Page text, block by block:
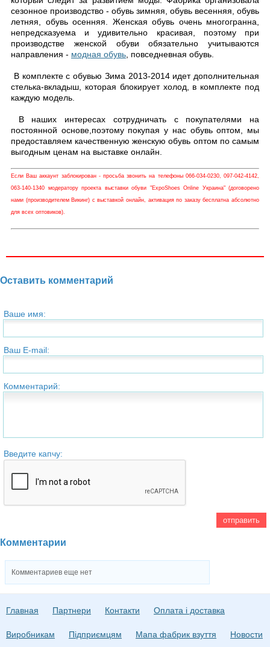
сезонное производство - обувь зимняя, обувь весенняя, обувь
летняя, обувь осенняя. Женская обувь очень многогранна,
непредсказуема и удивительно красивая, поэтому при
производстве женской обуви обязательно учитываются
направления - модная обувь , повседневная обувь.
В комплекте с обувью Зима 2013-2014 идет дополнительная
стелька-вкладыш, которая блокирует холод, в комплекте под
каждую модель.
В наших интересах сотрудничать с покупателями на
постоянной основе,поэтому покупая у нас обувь оптом, мы
предоставляем качественную женскую обувь оптом по самым
выгодным ценам на выставке онлайн.
Если Ваш аккаунт заблокирован - просьба звонить на телефоны 066-034-0230, 097-042-4142,
063-140-1340 модератору проекта выставки обуви "ExpoShoes Online Украина" (договорено
нами (производителем Викинг) с выставкой онлайн, активация по заказу бесплатна абсолютно
для всех оптовиков).
Оставить комментарий
Ваше имя:
Ваш E-mail:
Комментарий:
Введите капчу:
Комментарии
Комментариев еще нет
Главная Партнери Контакти Оплата і доставка
Виробникам Підприємцям Мапа фабрик взуття Новости